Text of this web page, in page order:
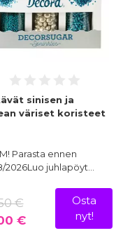
sinisen ja
väriset koristeet
Parasta ennen
2026Luo juhlapöyt…
€
€
Osta
nyt!